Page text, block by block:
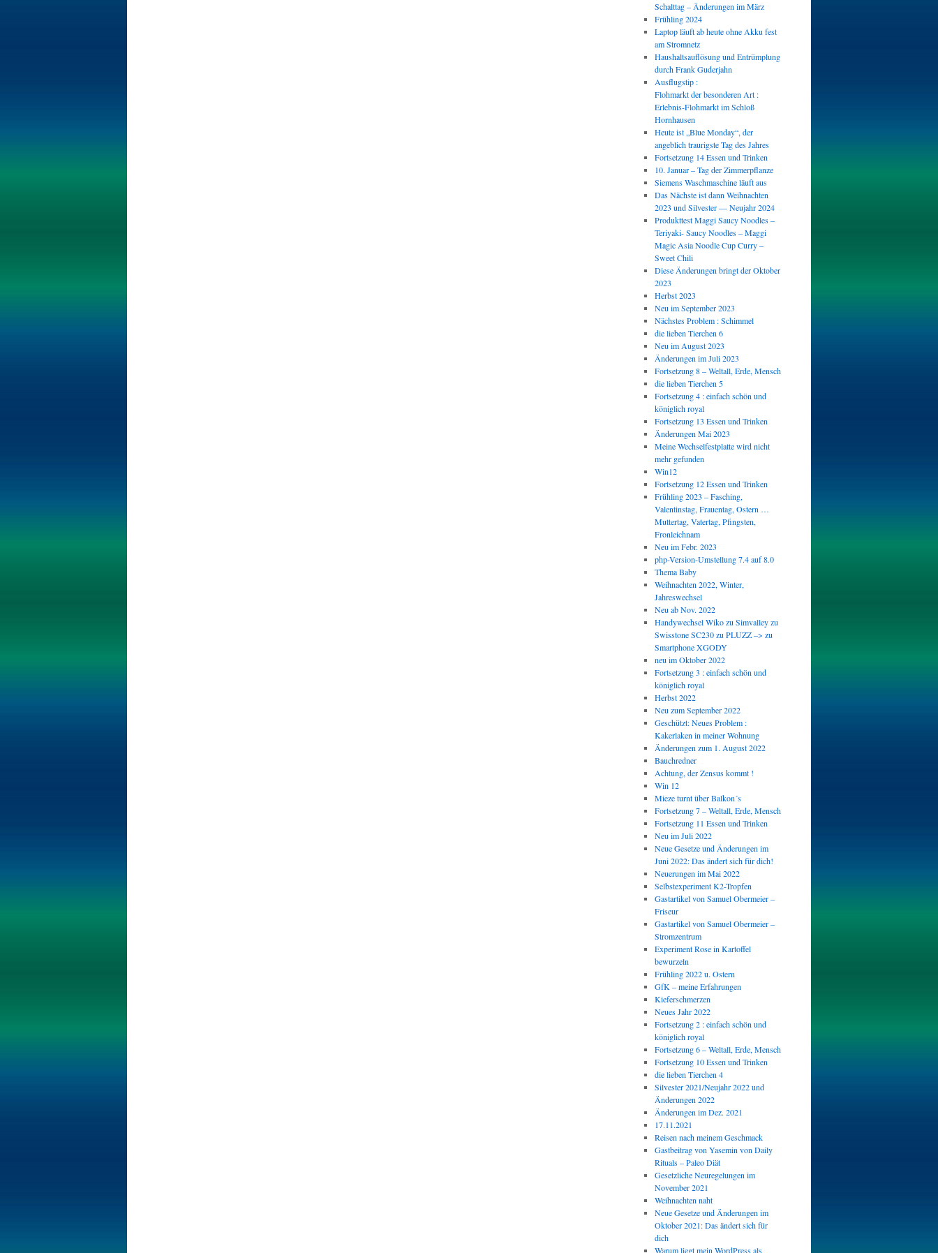
Schalttag – Änderungen im März
Frühling 2024
Laptop läuft ab heute ohne Akku fest
am Stromnetz
Haushaltsauflösung und Entrümplung
durch Frank Guderjahn
Ausflugstip :
Flohmarkt der besonderen Art :
Erlebnis-Flohmarkt im Schloß
Hornhausen
Heute ist „Blue Monday“, der
angeblich traurigste Tag des Jahres
Fortsetzung 14 Essen und Trinken
10. Januar – Tag der Zimmerpflanze
Siemens Waschmaschine läuft aus
Das Nächste ist dann Weihnachten
2023 und Silvester — Neujahr 2024
Produkttest Maggi Saucy Noodles –
Teriyaki- Saucy Noodles – Maggi
Magic Asia Noodle Cup Curry –
Sweet Chili
Diese Änderungen bringt der Oktober
2023
Herbst 2023
Neu im September 2023
Nächstes Problem : Schimmel
die lieben Tierchen 6
Neu im August 2023
Änderungen im Juli 2023
Fortsetzung 8 – Weltall, Erde, Mensch
die lieben Tierchen 5
Fortsetzung 4 : einfach schön und
königlich royal
Fortsetzung 13 Essen und Trinken
Änderungen Mai 2023
Meine Wechselfestplatte wird nicht
mehr gefunden
Win12
Fortsetzung 12 Essen und Trinken
Frühling 2023 – Fasching,
Valentinstag, Frauentag, Ostern …
Muttertag, Vatertag, Pfingsten,
Fronleichnam
Neu im Febr. 2023
php-Version-Umstellung 7.4 auf 8.0
Thema Baby
Weihnachten 2022, Winter,
Jahreswechsel
Neu ab Nov. 2022
Handywechsel Wiko zu Simvalley zu
Swisstone SC230 zu PLUZZ –> zu
Smartphone XGODY
neu im Oktober 2022
Fortsetzung 3 : einfach schön und
königlich royal
Herbst 2022
Neu zum September 2022
Geschützt: Neues Problem :
Kakerlaken in meiner Wohnung
Änderungen zum 1. August 2022
Bauchredner
Achtung, der Zensus kommt !
Win 12
Mieze turnt über Balkon´s
Fortsetzung 7 – Weltall, Erde, Mensch
Fortsetzung 11 Essen und Trinken
Neu im Juli 2022
Neue Gesetze und Änderungen im
Juni 2022: Das ändert sich für dich!
Neuerungen im Mai 2022
Selbstexperiment K2-Tropfen
Gastartikel von Samuel Obermeier –
Friseur
Gastartikel von Samuel Obermeier –
Stromzentrum
Experiment Rose in Kartoffel
bewurzeln
Frühling 2022 u. Ostern
GfK – meine Erfahrungen
Kieferschmerzen
Neues Jahr 2022
Fortsetzung 2 : einfach schön und
königlich royal
Fortsetzung 6 – Weltall, Erde, Mensch
Fortsetzung 10 Essen und Trinken
die lieben Tierchen 4
Silvester 2021/Neujahr 2022 und
Änderungen 2022
Änderungen im Dez. 2021
17.11.2021
Reisen nach meinem Geschmack
Gastbeitrag von Yasemin von Daily
Rituals – Paleo Diät
Gesetzliche Neuregelungen im
November 2021
Weihnachten naht
Neue Gesetze und Änderungen im
Oktober 2021: Das ändert sich für
dich
Warum liegt mein WordPress als